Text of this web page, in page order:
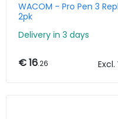
WACOM - Pro Pen 3
2pk
Delivery in 3 days
€ 16.26 Excl.